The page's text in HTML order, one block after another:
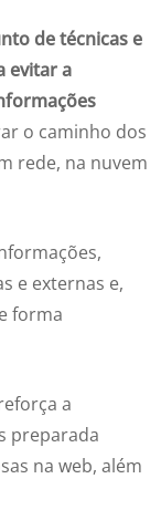
de técnicas e
evitar a
o caminho dos
rede, na nuvem
e externas e,
forma
a
preparada
na web, além